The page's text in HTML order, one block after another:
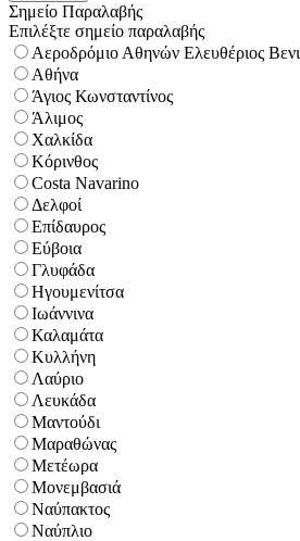
Σημείο Παραλαβής
Επιλέξτε σημείο παραλαβής
Αεροδρόμιο Αθηνών Ελευθέριος
Αθήνα
Άγιος Κωνσταντίνος
Άλιμος
Χαλκίδα
Κόρινθος
Costa Navarino
Δελφοί
Επίδαυρος
Εύβοια
Γλυφάδα
Ηγουμενίτσα
Ιωάννινα
Καλαμάτα
Κυλλήνη
Λαύριο
Λευκάδα
Μαντούδι
Μαραθώνας
Μετέωρα
Μονεμβασιά
Ναύπακτος
Ναύπλιο